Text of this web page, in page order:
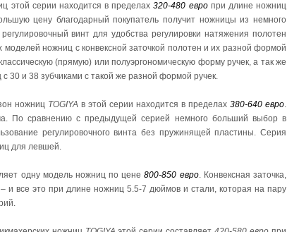
этой серии находится в пределах320-480 европри длине ножниц
цену благодарный покупатель получит ножницы из немного
винт для удобства регулировки натяжения полотен
ножниц с конвексной заточкой полотен и их разной формой
(прямую) или полуэргономическую форму ручек, а так же
30 и 38 зубчиками с такой же разной формой ручек.
ножниц TOGIYA в этой серии находится в пределах 380-640 евро.
По сравнению с предыдущей серией немного больший выбор в
регулировочного винта без пружинящей пластины. Серия
для левшей.
одну модель ножниц по цене800-850 евро. Конвексная заточка,
и все это при длине ножниц 5.5-7 дюймов и стали, которая на пару